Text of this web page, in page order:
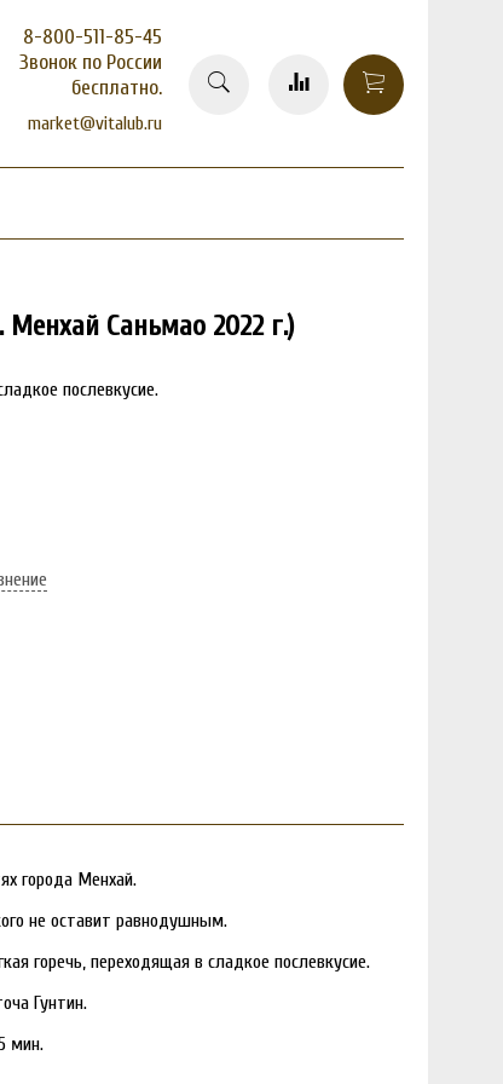
8-800-511-85-45
Звонок по России
бесплатно.
market@vitalub.ru
Саньмао 2022 г.)
послевкусие.
города Менхай.
не оставит равнодушным.
горечь, переходящая в сладкое послевкусие.
Гунтин.
мин.